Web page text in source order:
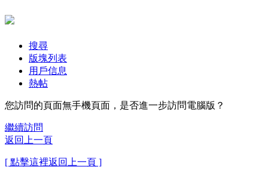
搜尋
版塊列表
用戶信息
熱帖
您訪問的頁面無手機頁面，是否進一步訪問電腦版？
繼續訪問
返回上一頁
[ 點擊這裡返回上一頁 ]